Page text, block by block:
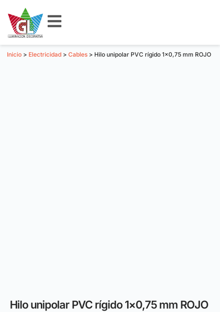
Inicio > Electricidad > Cables > Hilo unipolar PVC rígido 1×0,75 mm ROJO
Hilo unipolar PVC rígido 1×0,75 mm ROJO